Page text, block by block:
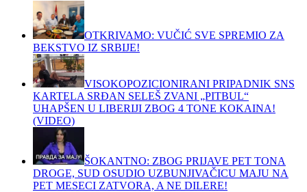
OTKRIVAMO: VUČIĆ SVE SPREMIO ZA
BEKSTVO IZ SRBIJE!
VISOKOPOZICIONIRANI PRIPADNIK SNS
KARTELA SRĐAN SELEŠ ZVANI „PITBUL“
UHAPŠEN U LIBERIJI ZBOG 4 TONE KOKAINA!
(VIDEO)
ŠOKANTNO: ZBOG PRIJAVE PET TONA
DROGE, SUD OSUDIO UZBUNJIVAČICU MAJU NA
PET MESECI ZATVORA, A NE DILERE!